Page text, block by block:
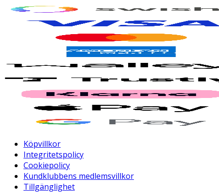
Köpvillkor
Integritetspolicy
Cookiepolicy
Kundklubbens medlemsvillkor
Tillgänglighet